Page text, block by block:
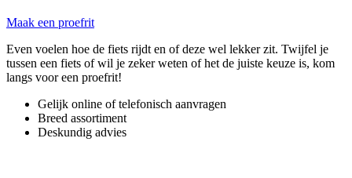
Maak een proefrit
Even voelen hoe de fiets rijdt en of deze wel lekker zit. Twijfel je
tussen een fiets of wil je zeker weten of het de juiste keuze is, kom
langs voor een proefrit!
Gelijk online of telefonisch aanvragen
Breed assortiment
Deskundig advies